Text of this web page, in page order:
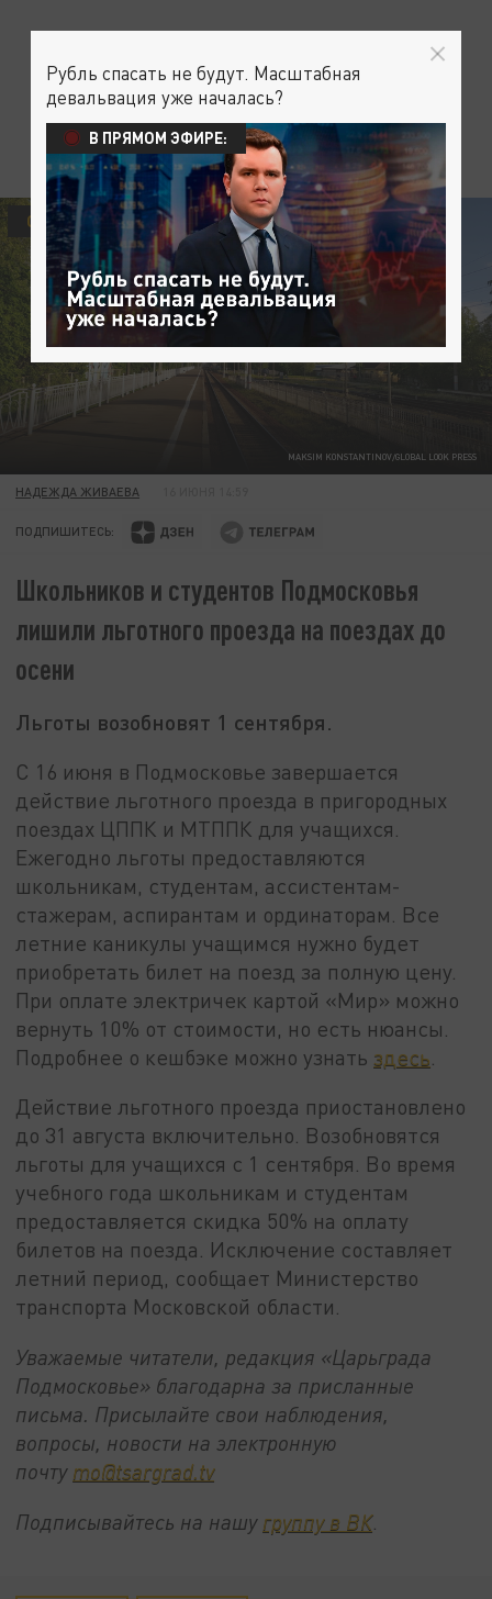
MAKSIM KONSTANTINOV/GLOBAL LOOK PRESS
ОБЩЕСТВО
НАДЕЖДА ЖИВАЕВА
ПОДПИШИТЕСЬ:
Школьников и студентов Подмосковья
лишили льготного проезда на поездах до
осени
Льготы возобновят 1 сентября.
С 16 июня в Подмосковье завершается
действие льготного проезда в пригородных
поездах ЦППК и МТППК для учащихся.
Ежегодно льготы предоставляются
школьникам, студентам, ассистентам-
стажерам, аспирантам и ординаторам. Все
летние каникулы учащимся нужно будет
приобретать билет на поезд за полную цену.
При оплате электричек картой «Мир» можно
вернуть 10% от стоимости, но есть нюансы.
Подробнее о кешбэке можно узнать здесь
Действие льготного проезда приостановлено
до 31 августа включительно. Возобновятся
льготы для учащихся с 1 сентября. Во время
учебного года школьникам и студентам
предоставляется скидка 50% на оплату
билетов на поезда. Исключение составляет
летний период, сообщает Министерство
транспорта Московской области.
Уважаемые читатели, редакция «Царьграда
Подмосковье» благодарна за присланные
письма. Присылайте свои наблюдения,
вопросы, новости на электронную
почту mo@tsargrad.tv
Подписывайтесь на нашу группу в ВК.
Рубль спасать не будут. Масштабная
девальвация уже началась?
В ПРЯМОМ ЭФИРЕ: